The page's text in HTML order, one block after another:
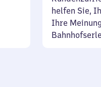
helfen Sie,
Ihre